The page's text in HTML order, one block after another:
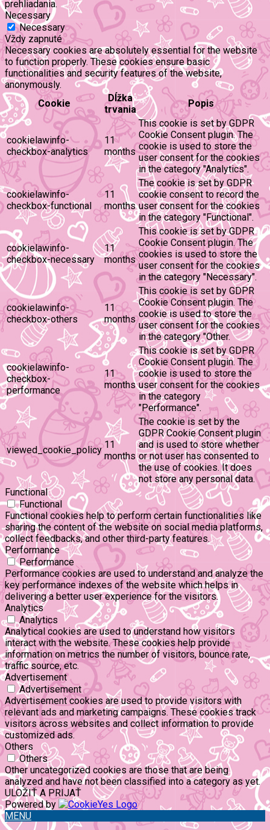
prehliadania.
Necessary
Necessary
Vždy zapnuté
Necessary cookies are absolutely essential for the website
to function properly. These cookies ensure basic
functionalities and security features of the website,
anonymously.
Cookie
Dĺžka
trvania
Popis
cookielawinfo-
checkbox-analytics
11
months
This cookie is set by GDPR
Cookie Consent plugin. The
cookie is used to store the
user consent for the cookies
in the category "Analytics".
cookielawinfo-
checkbox-functional
11
months
The cookie is set by GDPR
cookie consent to record the
user consent for the cookies
in the category "Functional".
cookielawinfo-
checkbox-necessary
11
months
This cookie is set by GDPR
Cookie Consent plugin. The
cookies is used to store the
user consent for the cookies
in the category "Necessary".
cookielawinfo-
checkbox-others
11
months
This cookie is set by GDPR
Cookie Consent plugin. The
cookie is used to store the
user consent for the cookies
in the category "Other.
cookielawinfo-
checkbox-
performance
11
months
This cookie is set by GDPR
Cookie Consent plugin. The
cookie is used to store the
user consent for the cookies
in the category
"Performance".
viewed_cookie_policy 11
months
The cookie is set by the
GDPR Cookie Consent plugin
and is used to store whether
or not user has consented to
the use of cookies. It does
not store any personal data.
Functional
Functional
Functional cookies help to perform certain functionalities like
sharing the content of the website on social media platforms,
collect feedbacks, and other third-party features.
Performance
Performance
Performance cookies are used to understand and analyze the
key performance indexes of the website which helps in
delivering a better user experience for the visitors.
Analytics
Analytics
Analytical cookies are used to understand how visitors
interact with the website. These cookies help provide
information on metrics the number of visitors, bounce rate,
traffic source, etc.
Advertisement
Advertisement
Advertisement cookies are used to provide visitors with
relevant ads and marketing campaigns. These cookies track
visitors across websites and collect information to provide
customized ads.
Others
Others
Other uncategorized cookies are those that are being
analyzed and have not been classified into a category as yet.
ULOŽIŤ A PRIJAŤ
Powered by
MENU